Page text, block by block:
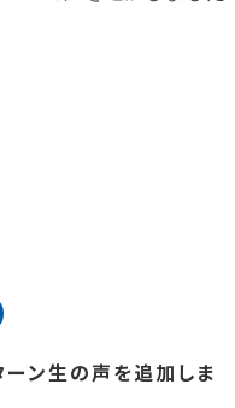
ン生の声を追加しま